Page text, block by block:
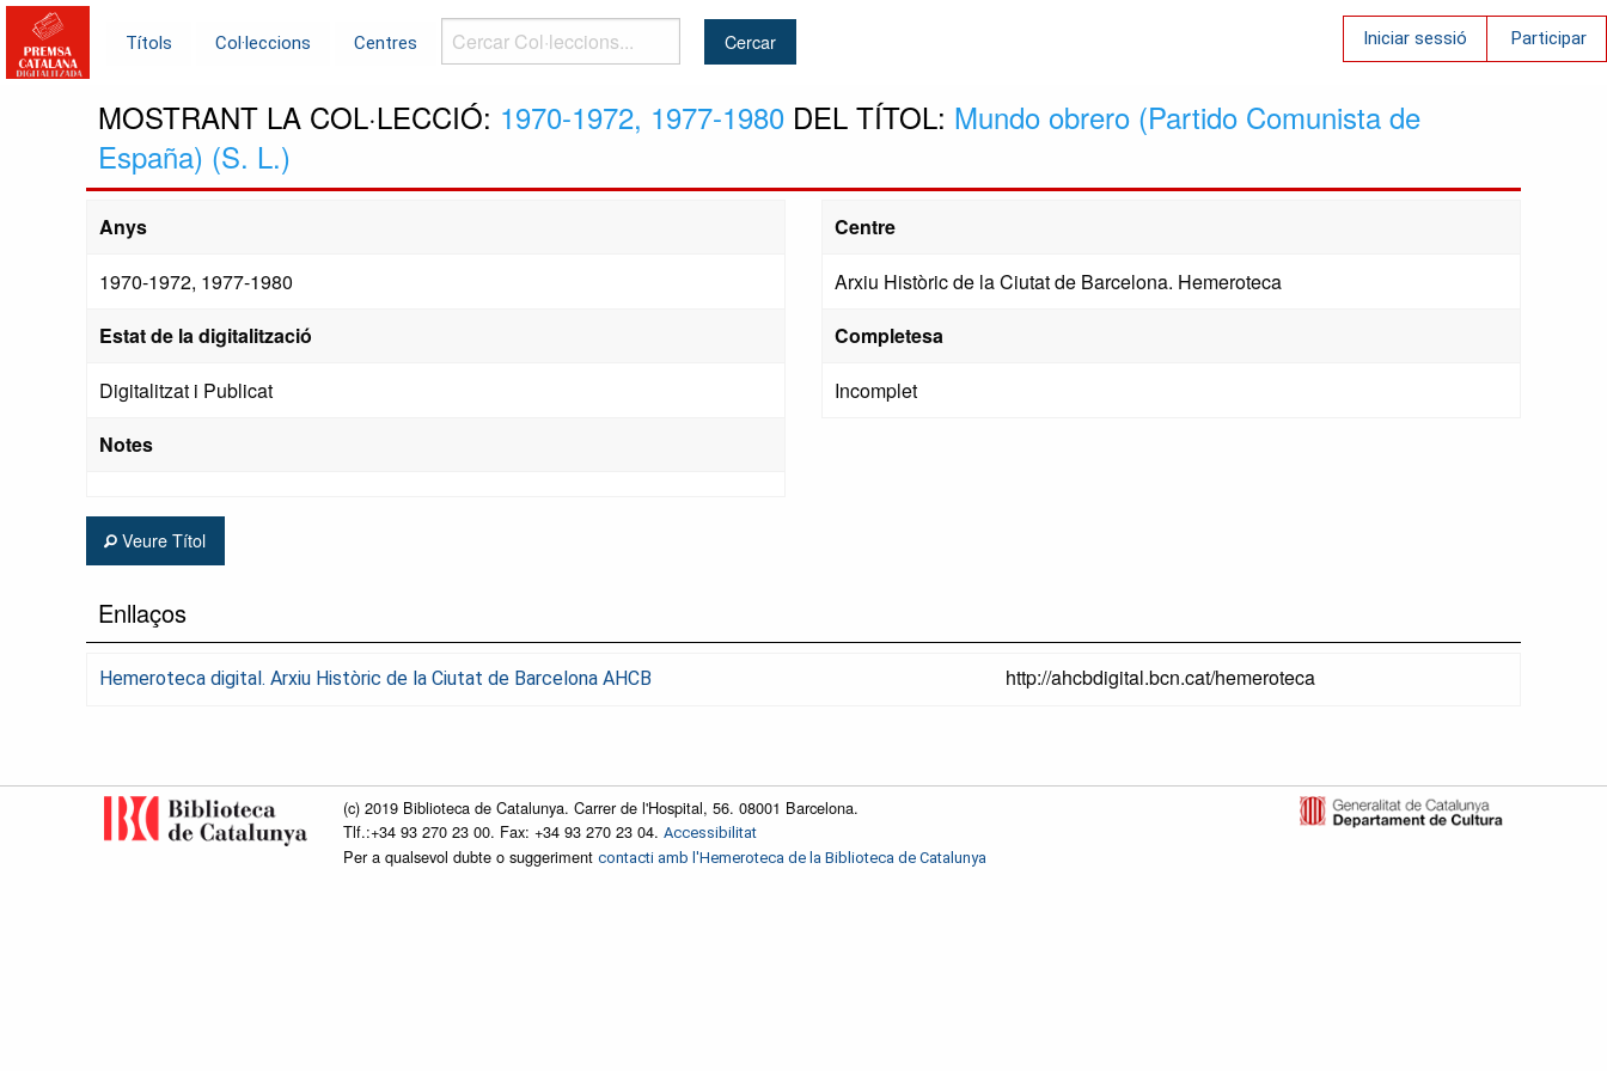
Títols Col·leccions Centres
Cercar
Col·leccions...
Iniciar sessió Participar
MOSTRANT LA COL·LECCIÓ: 1970-1972, 1977-1980 DEL TÍTOL: Mundo obrero (Partido Comunista de
España) (S. L.)
Anys
1970-1972, 1977-1980
Estat de la digitalització
Digitalitzat i Publicat
Notes
Centre
Arxiu Històric de la Ciutat de Barcelona. Hemeroteca
Completesa
Incomplet
Veure Títol
Enllaços
Hemeroteca digital. Arxiu Històric de la Ciutat de Barcelona AHCB http://ahcbdigital.bcn.cat/hemeroteca
(c) 2019 Biblioteca de Catalunya. Carrer de l'Hospital, 56. 08001 Barcelona.
Tlf.:+34 93 270 23 00. Fax: +34 93 270 23 04. Accessibilitat
Per a qualsevol dubte o suggeriment contacti amb l'Hemeroteca de la Biblioteca de Catalunya